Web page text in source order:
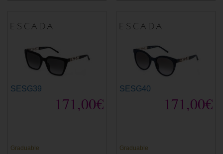
SESG39
171,00€
Graduable
SESG40
171,00€
Graduable